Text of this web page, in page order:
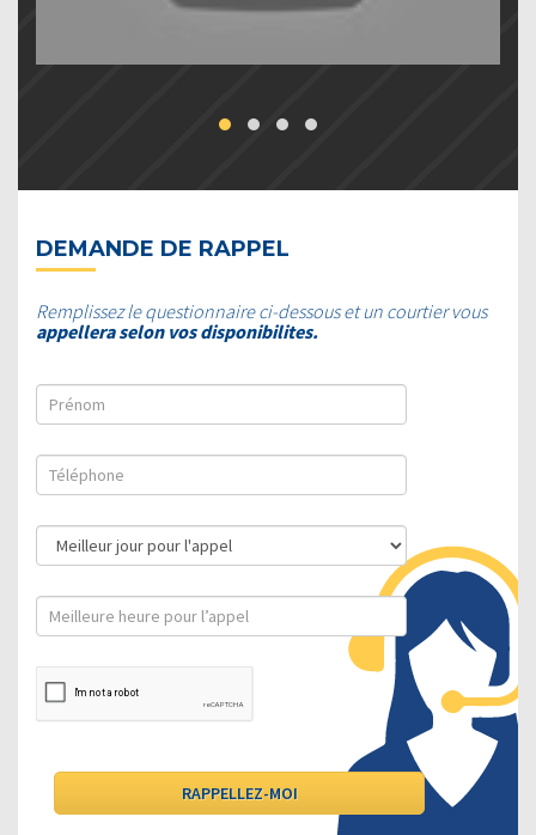
DEMANDE DE RAPPEL
Remplissez le questionnaire ci-dessous et un courtier vous
appellera selon vos disponibilites.